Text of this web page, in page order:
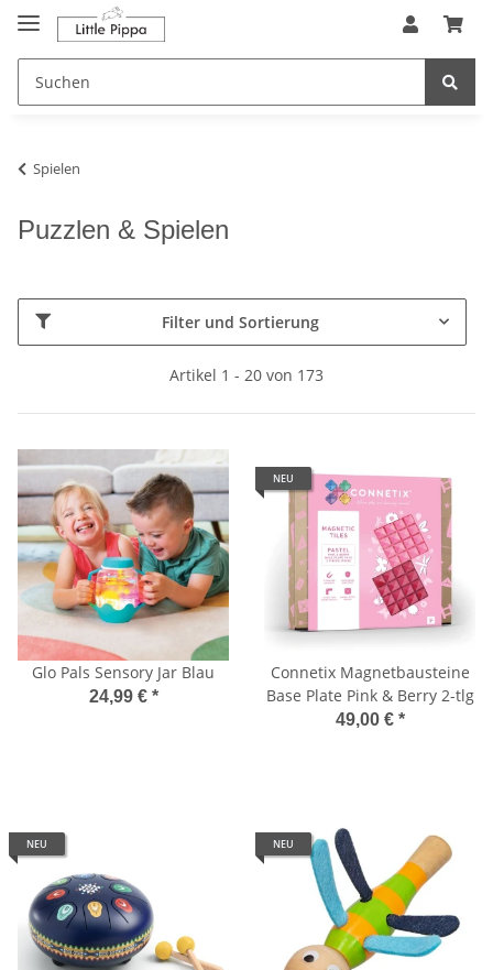
Zum Hauptinhalt springen
springen
Spielen
Puzzlen & Spielen
Filter und Sortierung
Artikel 1 - 20 von 173
Glo Pals Sensory Jar Blau
24,99 € *
NEU
Connetix Magnetbausteine
Base Plate Pink & Berry 2-tlg
49,00 € *
NEU NEU